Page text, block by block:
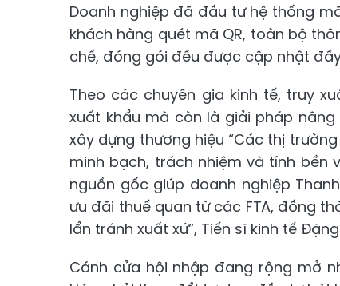
Doanh nghiệp đã đầu tư hệ thống
khách hàng quét mã QR, toàn bộ
chế, đóng gói đều được cập nhật
Theo các chuyên gia kinh tế, truy
xuất khẩu mà còn là giải pháp
xây dựng thương hiệu “Các thị
minh bạch, trách nhiệm và tính bền
nguồn gốc giúp doanh nghiệp
ưu đãi thuế quan từ các FTA, đồng
lẩn tránh xuất xứ”, Tiến sĩ kinh tế
Cánh cửa hội nhập đang rộng mở